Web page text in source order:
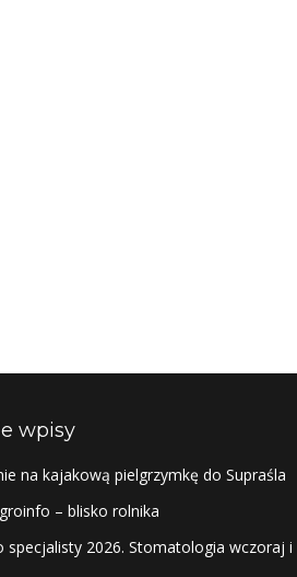
wpisy
na kajakową pielgrzymkę do Supraśla
– blisko rolnika
specjalisty 2026. Stomatologia wczoraj i